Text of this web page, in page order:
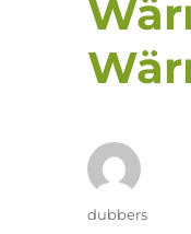
Autor
dubbers